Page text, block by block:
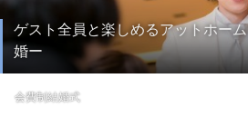
ゲスト全員と楽しめるアットホー
婚ー
会費制結婚式